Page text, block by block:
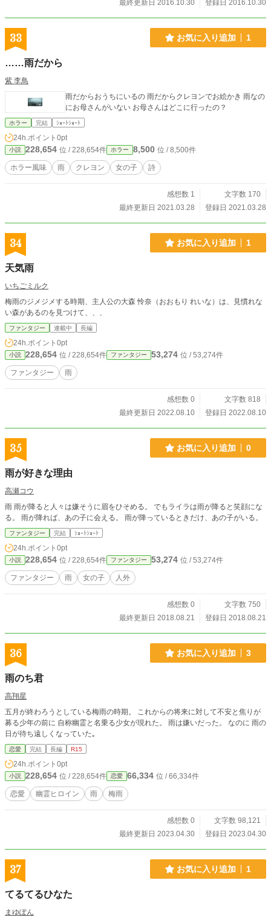
最終更新日 2016.10.30
登録日 2016.10.30
33 お気に入り追加 1
……雨だから
紫 李鳥
雨だからおうちにいるの 雨だからクレヨンでお絵かき 雨なの
にお母さんがいない お母さんはどこに行ったの？
ホラー 完結 ｼｮｰﾄｼｮｰﾄ
24h.ポイント 0pt
小説 228,654 位 / 228,654件 ホラー 8,500 位 / 8,500件
ホラー風味 雨 クレヨン 女の子 詩
感想数 1
文字数 170
最終更新日 2021.03.28
登録日 2021.03.28
34 お気に入り追加 1
天気雨
いちごミルク
梅雨のジメジメする時期、主人公の大森 怜奈（おおもり れいな）は、見慣れな
い森があるのを見つけて、、、
ファンタジー 連載中 長編
24h.ポイント 0pt
小説 228,654 位 / 228,654件 ファンタジー 53,274 位 / 53,274件
ファンタジー 雨
感想数 0
文字数 818
最終更新日 2022.08.10
登録日 2022.08.10
35 お気に入り追加 0
雨が好きな理由
高瀬コウ
雨 雨が降ると人々は嫌そうに眉をひそめる。 でもライラは雨が降ると笑顔にな
る。 雨が降れば、あの子に会える。 雨が降っているときだけ、あの子がいる。
ファンタジー 完結 ｼｮｰﾄｼｮｰﾄ
24h.ポイント 0pt
小説 228,654 位 / 228,654件 ファンタジー 53,274 位 / 53,274件
ファンタジー 雨 女の子 人外
感想数 0
文字数 750
最終更新日 2018.08.21
登録日 2018.08.21
36 お気に入り追加 3
雨のち君
高翔星
五月が終わろうとしている梅雨の時期。 これからの将来に対して不安と焦りが
募る少年の前に 自称幽霊と名乗る少女が現れた。 雨は嫌いだった。 なのに 雨の
日が待ち遠しくなっていた｡
恋愛 完結 長編 R15
24h.ポイント 0pt
小説 228,654 位 / 228,654件 恋愛 66,334 位 / 66,334件
恋愛 幽霊ヒロイン 雨 梅雨
感想数 0
文字数 98,121
最終更新日 2023.04.30
登録日 2023.04.30
37 お気に入り追加 1
てるてるひなた
まゆぽん